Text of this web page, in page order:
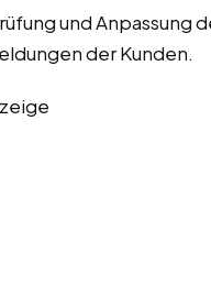
und Anpassung
der Kunden.